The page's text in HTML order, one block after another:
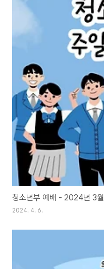
청소년부 예배 - 2024년 3월
2024. 4. 6.